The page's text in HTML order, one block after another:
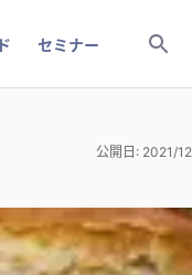
セミナー
公開日: 2021/